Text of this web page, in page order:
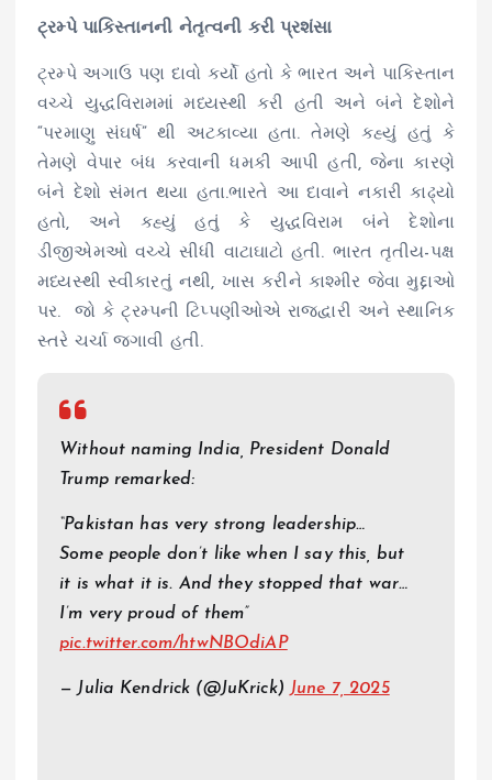
ટ્રમ્પે પાકિસ્તાનની નેતૃત્વની કરી પ્રશંસા
ટ્રમ્પે અગાઉ પણ દાવો કર્યો હતો કે ભારત અને પાકિસ્તાન
વચ્ચે યુદ્ધવિરામમાં મધ્યસ્થી કરી હતી અને બંને દેશોને
“પરમાણુ સંઘર્ષ” થી અટકાવ્યા હતા. તેમણે કહ્યું હતું કે
તેમણે વેપાર બંધ કરવાની ધમકી આપી હતી, જેના કારણે
બંને દેશો સંમત થયા હતા.ભારતે આ દાવાને નકારી કાઢ્યો
હતો, અને કહ્યું હતું કે યુદ્ધવિરામ બંને દેશોના
ડીજીએમઓ વચ્ચે સીધી વાટાઘાટો હતી. ભારત તૃતીય-પક્ષ
મધ્યસ્થી સ્વીકારતું નથી, ખાસ કરીને કાશ્મીર જેવા મુદ્દાઓ
પર. જો કે ટ્રમ્પની ટિપ્પણીઓએ રાજદ્વારી અને સ્થાનિક
સ્તરે ચર્ચા જગાવી હતી.
Without naming India, President Donald
Trump remarked:
“Pakistan has very strong leadership…
Some people don’t like when I say this, but
it is what it is. And they stopped that war…
I’m very proud of them”
pic.twitter.com/htwNBOdiAP
— Julia Kendrick (@JuKrick) June 7, 2025